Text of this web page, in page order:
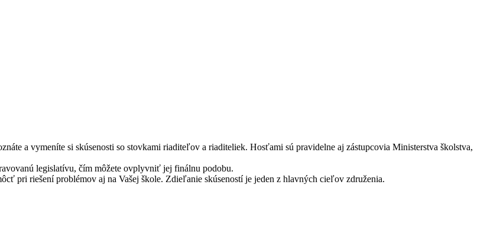
a vymeníte si skúsenosti so stovkami riaditeľov a riaditeliek. Hosťami sú pravidelne aj zástupcovia Ministerstva školstva,
legislatívu, čím môžete ovplyvniť jej finálnu podobu.
pri riešení problémov aj na Vašej škole. Zdieľanie skúseností je jeden z hlavných cieľov združenia.